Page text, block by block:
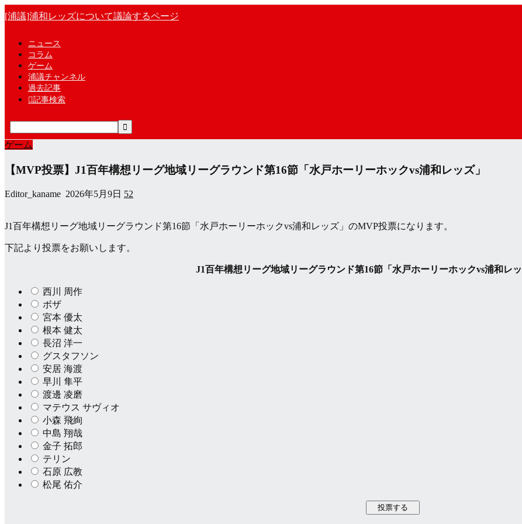
[浦議]浦和レッズについて議論するページ
ニュース
コラム
ゲーム
浦議チャンネル
過去記事
記事検索
ゲーム
【MVP投票】J1百年構想リーグ地域リーグラウンド第16節「水戸ホーリーホックvs浦和レッズ」
Editor_kaname 2026年5月9日 52
J1百年構想リーグ地域リーグラウンド第16節「水戸ホーリーホックvs浦和レッズ」のMVP投票になります。
下記より投票をお願いします。
J1百年構想リーグ地域リーグラウンド第16節「水戸ホーリーホックvs浦和レ
西川 周作
ボザ
宮本 優太
根本 健太
長沼 洋一
グスタフソン
安居 海渡
早川 隼平
渡邊 凌磨
マテウス サヴィオ
小森 飛絢
中島 翔哉
金子 拓郎
テリン
石原 広教
松尾 佑介